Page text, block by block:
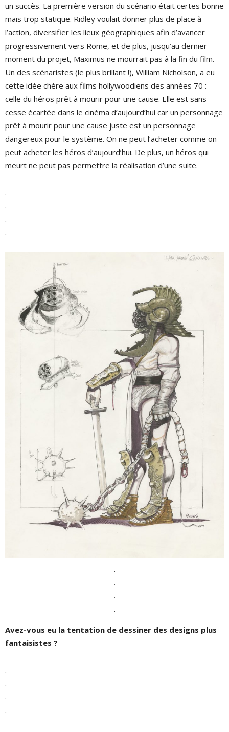
un succès. La première version du scénario était certes bonne
mais trop statique. Ridley voulait donner plus de place à
l’action, diversifier les lieux géographiques afin d’avancer
progressivement vers Rome, et de plus, jusqu’au dernier
moment du projet, Maximus ne mourrait pas à la fin du film.
Un des scénaristes (le plus brillant !), William Nicholson, a eu
cette idée chère aux films hollywoodiens des années 70 :
celle du héros prêt à mourir pour une cause. Elle est sans
cesse écartée dans le cinéma d’aujourd’hui car un personnage
prêt à mourir pour une cause juste est un personnage
dangereux pour le système. On ne peut l’acheter comme on
peut acheter les héros d’aujourd’hui. De plus, un héros qui
meurt ne peut pas permettre la réalisation d’une suite.
.
.
.
.
.
.
.
.
Avez-vous eu la tentation de dessiner des designs plus
fantaisistes ?
.
.
.
.